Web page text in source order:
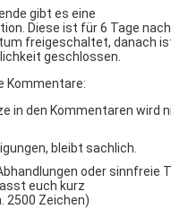
gibt es eine
Diese ist für 6 Tage nach
freigeschaltet, danach
geschlossen.
Kommentare:
in den Kommentaren wird
bleibt sachlich.
oder sinnfreie
euch kurz
2500 Zeichen)